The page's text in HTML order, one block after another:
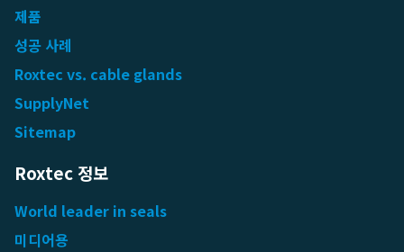
제품
성공 사례
Roxtec vs. cable glands
SupplyNet
Sitemap
Roxtec 정보
World leader in seals
미디어용